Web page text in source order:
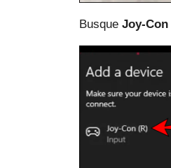
Busque Joy-Con